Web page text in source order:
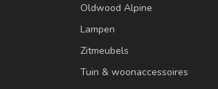
Oldwood Alpine
Lampen
Zitmeubels
Tuin & woonaccessoires